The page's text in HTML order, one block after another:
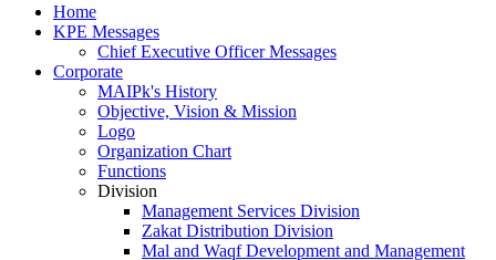
Home
KPE Messages
Chief Executive Officer Messages
Corporate
MAIPk's History
Objective, Vision & Mission
Logo
Organization Chart
Functions
Division
Management Services Division
Zakat Distribution Division
Mal and Waqf Development and Management